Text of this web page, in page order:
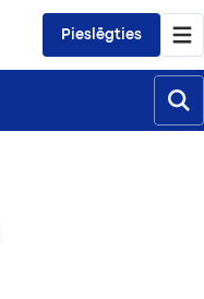
Pieslēgties